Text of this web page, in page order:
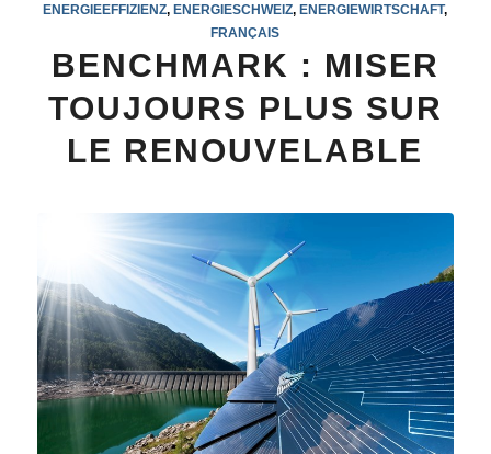
ENERGIEEFFIZIENZ,ENERGIESCHWEIZ,ENERGIEWIRTSCHAFT,
FRANÇAIS
BENCHMARK : MISER
TOUJOURS PLUS SUR
LE RENOUVELABLE